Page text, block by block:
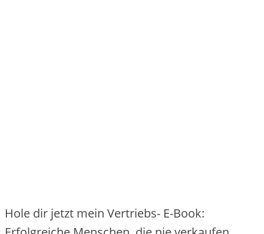
Hole dir jetzt mein Vertriebs- E-Book: